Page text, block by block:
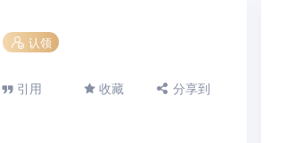
认领
引用 收藏 分享到